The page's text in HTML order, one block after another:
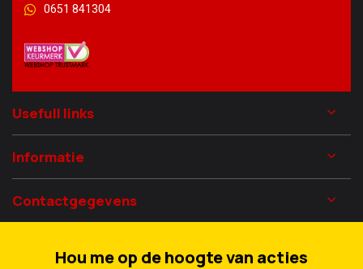
0651 841304
Usefull links
Informatie
Contactgegevens
Hou me op de hoogte van acties